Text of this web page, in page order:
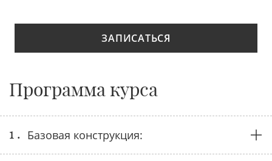
ЗАПИСАТЬСЯ
Программа курса
1 . Базовая конструкция: